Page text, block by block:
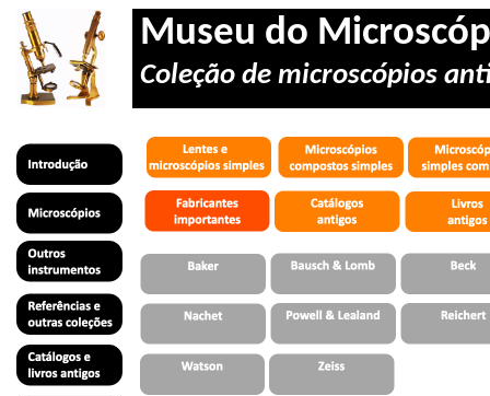
Museu do
Coleção de microscópios